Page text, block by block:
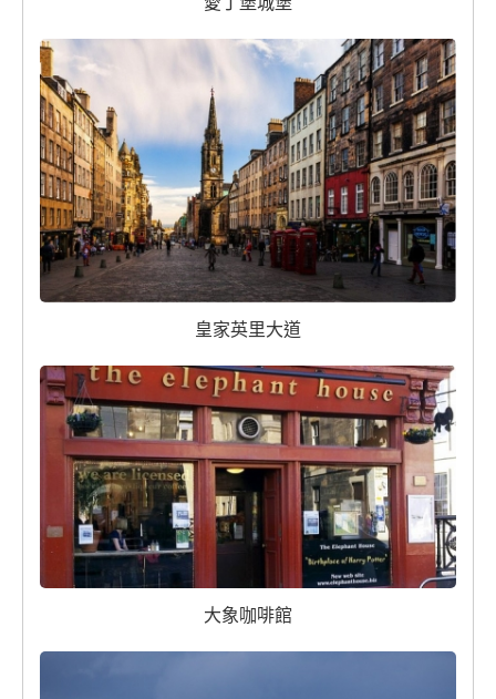
皇家英里大道
大象咖啡館